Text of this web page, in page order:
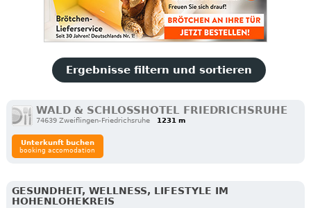
Ergebnisse filtern und sortieren
WALD & SCHLOSSHOTEL FRIEDRICHSRUHE
74639 Zweiflingen-Friedrichsruhe 1231 m
Unterkunft buchen
booking accomodation
GESUNDHEIT, WELLNESS, LIFESTYLE IM
HOHENLOHEKREIS